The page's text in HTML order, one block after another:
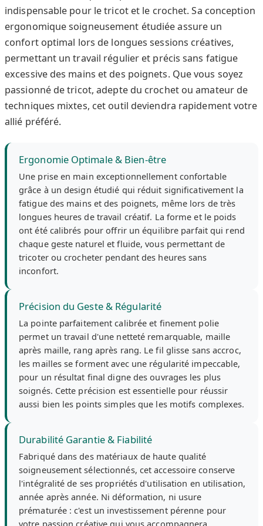
indispensable pour le tricot et le crochet. Sa conception
ergonomique soigneusement étudiée assure un
confort optimal lors de longues sessions créatives,
permettant un travail régulier et précis sans fatigue
excessive des mains et des poignets. Que vous soyez
passionné de tricot, adepte du crochet ou amateur de
techniques mixtes, cet outil deviendra rapidement votre
allié préféré.
Ergonomie Optimale & Bien-être
Une prise en main exceptionnellement confortable
grâce à un design étudié qui réduit significativement la
fatigue des mains et des poignets, même lors de très
longues heures de travail créatif. La forme et le poids
ont été calibrés pour offrir un équilibre parfait qui rend
chaque geste naturel et fluide, vous permettant de
tricoter ou crocheter pendant des heures sans
inconfort.
Précision du Geste & Régularité
La pointe parfaitement calibrée et finement polie
permet un travail d'une netteté remarquable, maille
après maille, rang après rang. Le fil glisse sans accroc,
les mailles se forment avec une régularité impeccable,
pour un résultat final digne des ouvrages les plus
soignés. Cette précision est essentielle pour réussir
aussi bien les points simples que les motifs complexes.
Durabilité Garantie & Fiabilité
Fabriqué dans des matériaux de haute qualité
soigneusement sélectionnés, cet accessoire conserve
l'intégralité de ses propriétés d'utilisation en utilisation,
année après année. Ni déformation, ni usure
prématurée : c'est un investissement pérenne pour